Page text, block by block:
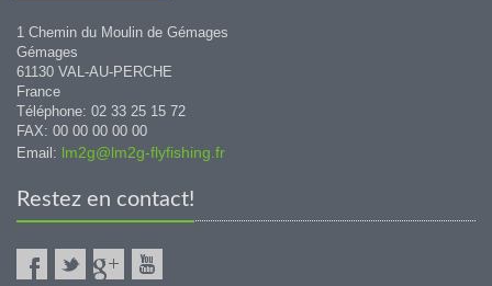
1 Chemin du Moulin de Gémages
Gémages
61130 VAL-AU-PERCHE
France
Téléphone: 02 33 25 15 72
FAX: 00 00 00 00 00
Email: lm2g@lm2g-flyfishing.fr
Restez en contact!